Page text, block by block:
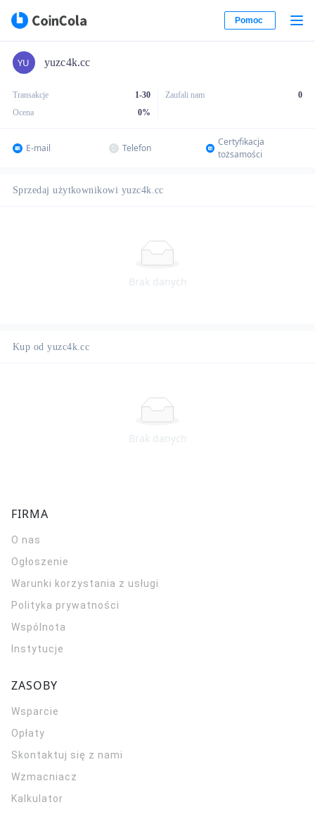
Pomoc
yuzc4k.cc
Transakcje
1-30
Ocena
0%
Zaufali nam 0
E-mail Telefon
Certyfikacja
tożsamości
Sprzedaj użytkownikowi yuzc4k.cc
Brak danych
Kup od yuzc4k.cc
Brak danych
FIRMA
O nas
Ogłoszenie
Warunki korzystania z usługi
Polityka prywatności
Wspólnota
Instytucje
ZASOBY
Wsparcie
Opłaty
Skontaktuj się z nami
Wzmacniacz
Kalkulator